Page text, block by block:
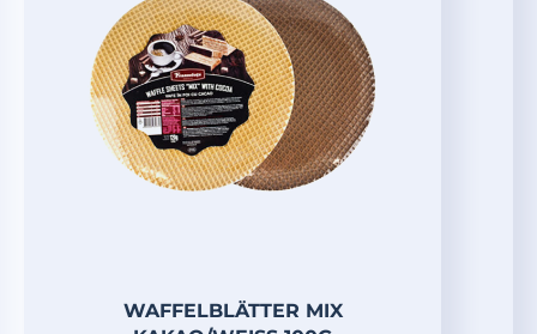
WAFFELBLÄTTER MIX